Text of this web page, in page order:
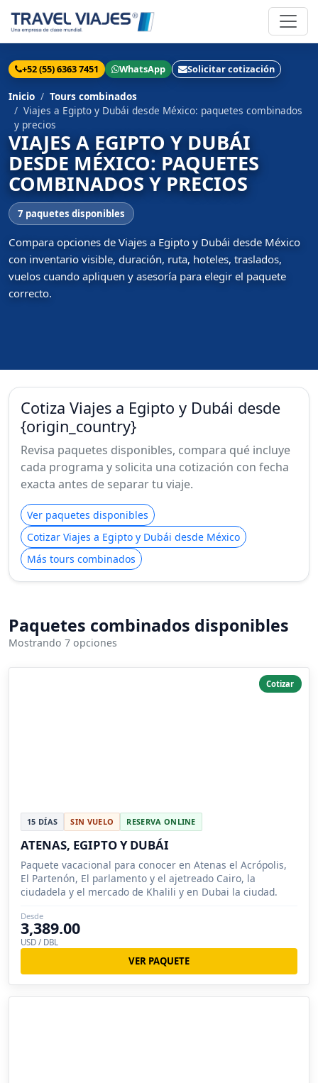
+52 (55) 6363 7451 WhatsApp Solicitar cotización
Inicio
Tours combinados
Viajes a Egipto y Dubái desde México: paquetes combinados
y precios
VIAJES A EGIPTO Y DUBÁI
DESDE MÉXICO: PAQUETES
COMBINADOS Y PRECIOS
7 paquetes disponibles
Compara opciones de Viajes a Egipto y Dubái desde México
con inventario visible, duración, ruta, hoteles, traslados,
vuelos cuando apliquen y asesoría para elegir el paquete
correcto.
Cotiza Viajes a Egipto y Dubái desde
{origin_country}
Revisa paquetes disponibles, compara qué incluye
cada programa y solicita una cotización con fecha
exacta antes de separar tu viaje.
Ver paquetes disponibles
Cotizar Viajes a Egipto y Dubái desde México
Más tours combinados
Paquetes combinados disponibles
Mostrando 7 opciones
Cotizar
15 DÍAS SIN VUELO RESERVA ONLINE
ATENAS, EGIPTO Y DUBÁI
Paquete vacacional para conocer en Atenas el Acrópolis,
El Partenón, El parlamento y el ajetreado Cairo, la
ciudadela y el mercado de Khalili y en Dubai la ciudad.
Desde
3,389.00
USD / DBL
VER PAQUETE